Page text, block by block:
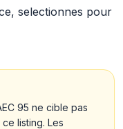
selectionnes pour
95 ne cible pas
listing. Les